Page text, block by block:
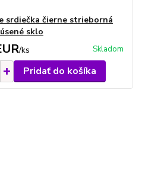
srdiečka čierne strieborná
sklo
/ks Skladom
Pridať do košíka